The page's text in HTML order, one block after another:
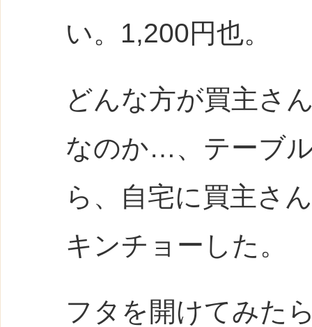
い。1,200円也。
どんな方が買主さ
なのか…、テーブ
ら、自宅に買主さ
キンチョーした。
フタを開けてみた